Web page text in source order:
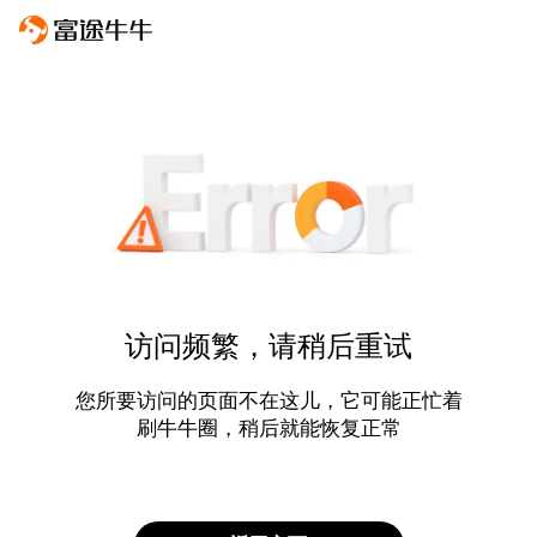
访问频繁，请稍后重试
您所要访问的页面不在这儿，它可能正忙着
刷牛牛圈，稍后就能恢复正常